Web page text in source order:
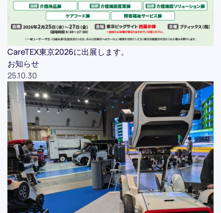
CareTEX東京2026に出展します。
お知らせ
25.10.30